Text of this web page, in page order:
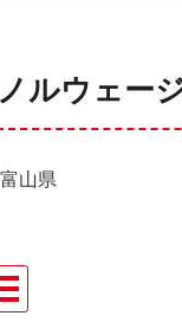
ノルウェ
山県